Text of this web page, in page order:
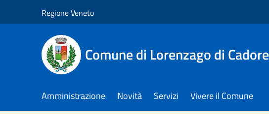
Regione Veneto
Comune di Lorenzago di Cadore
Amministrazione Novità Servizi Vivere il Comune